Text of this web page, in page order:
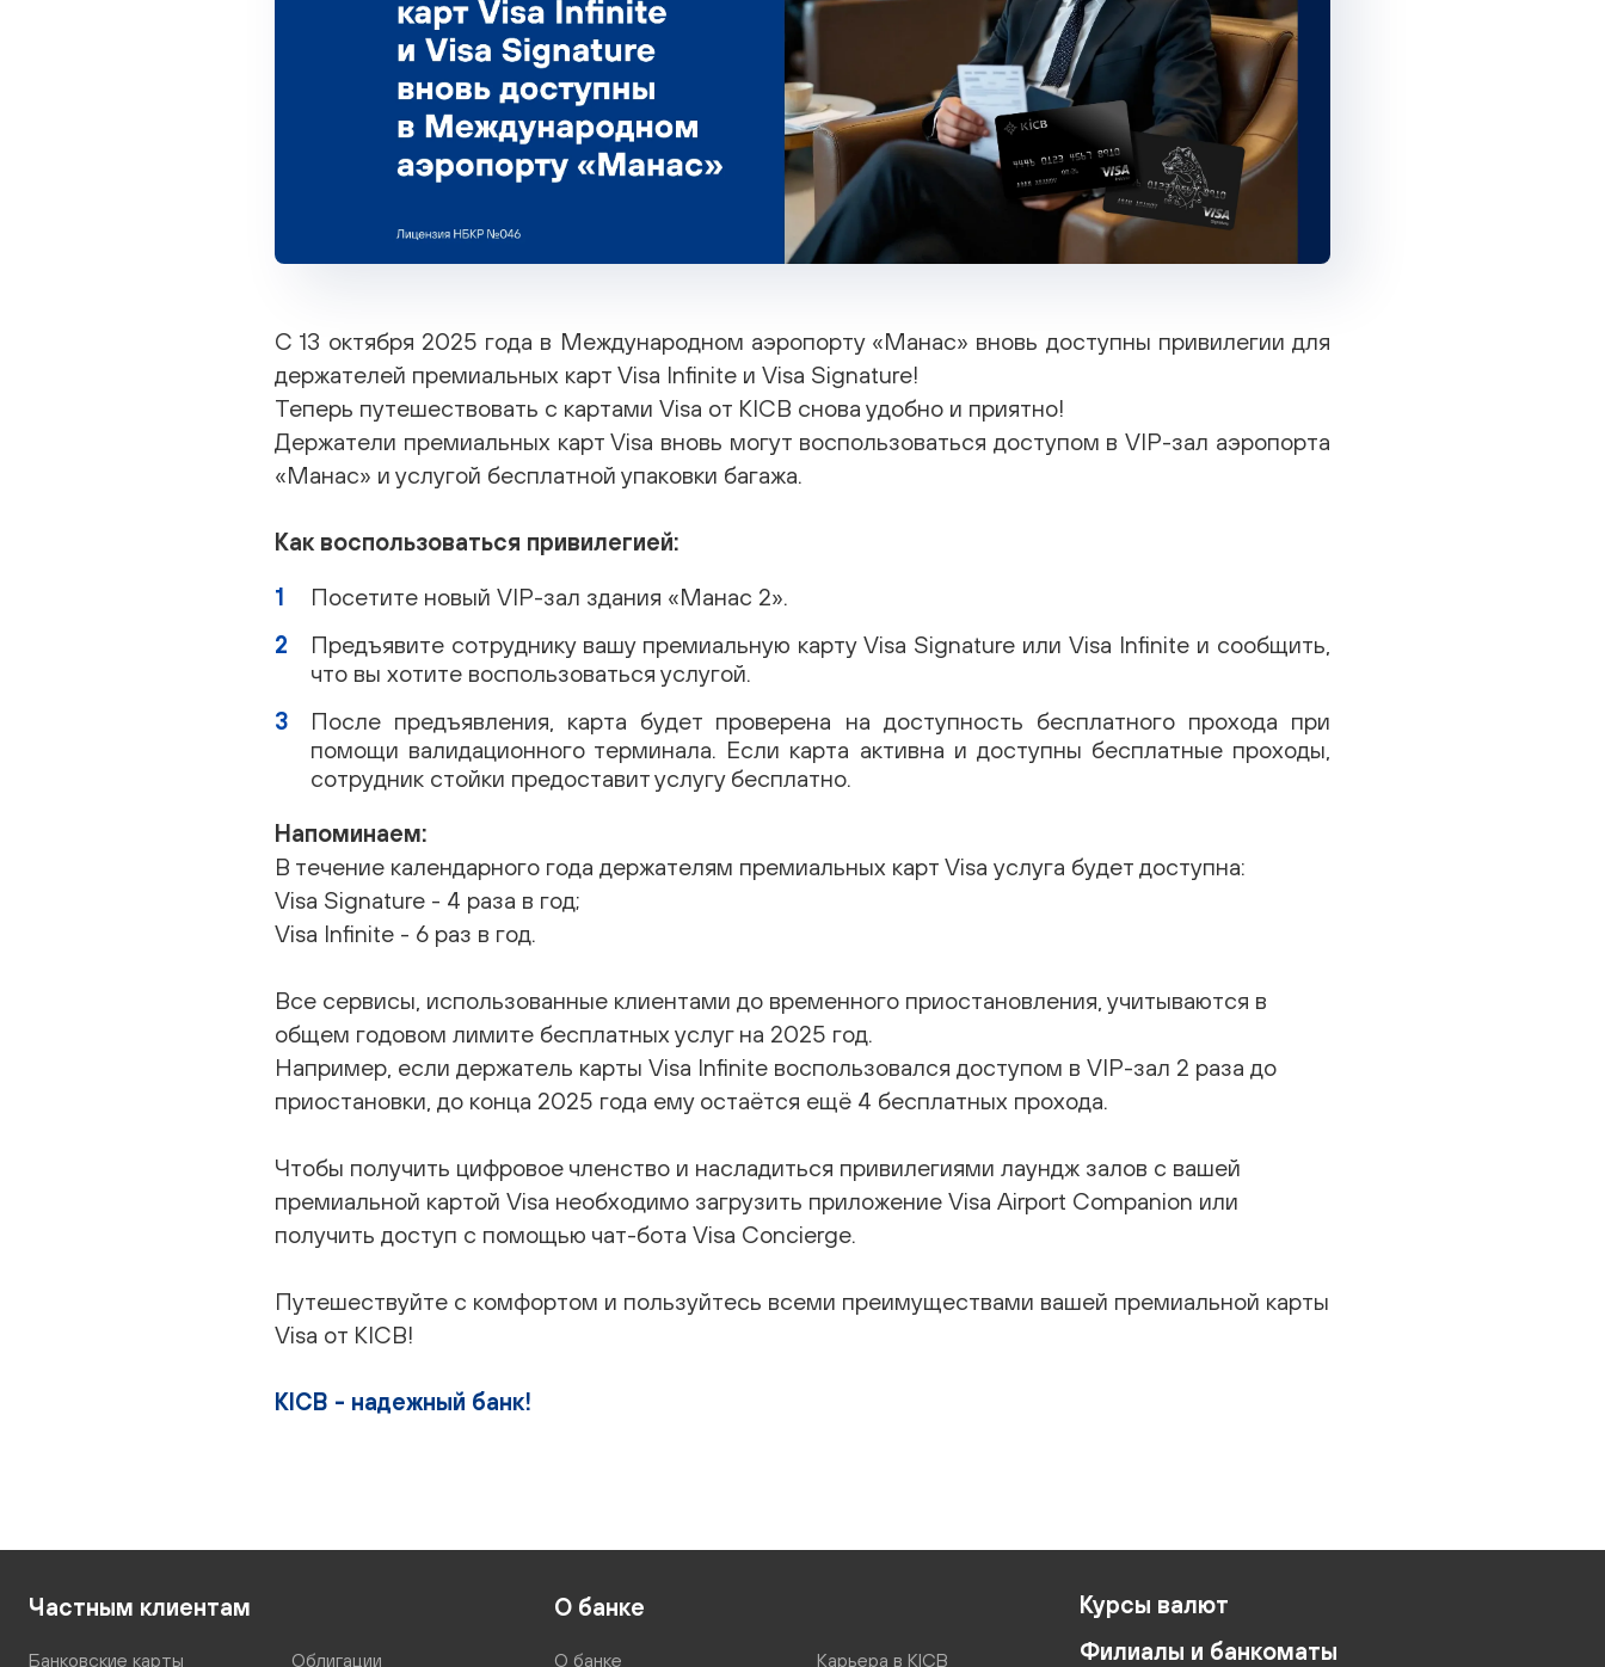
С 13 октября 2025 года в Международном аэропорту «Манас» вновь доступны привилегии для
держателей премиальных карт Visa Infinite и Visa Signature!
Теперь путешествовать с картами Visa от KICB снова удобно и приятно!
Держатели премиальных карт Visa вновь могут воспользоваться доступом в VIP-зал аэропорта
«Манас» и услугой бесплатной упаковки багажа.
Как воспользоваться привилегией:
Посетите новый VIP-зал здания «Манас 2».
Предъявите сотруднику вашу премиальную карту Visa Signature или Visa Infinite и сообщить,
что вы хотите воспользоваться услугой.
После предъявления, карта будет проверена на доступность бесплатного прохода при
помощи валидационного терминала. Если карта активна и доступны бесплатные проходы,
сотрудник стойки предоставит услугу бесплатно.
Напоминаем:
В течение календарного года держателям премиальных карт Visa услуга будет доступна:
Visa Signature - 4 раза в год;
Visa Infinite - 6 раз в год.
Все сервисы, использованные клиентами до временного приостановления, учитываются в
общем годовом лимите бесплатных услуг на 2025 год.
Например, если держатель карты Visa Infinite воспользовался доступом в VIP-зал 2 раза до
приостановки, до конца 2025 года ему остаётся ещё 4 бесплатных прохода.
Чтобы получить цифровое членство и насладиться привилегиями лаундж залов с вашей
премиальной картой Visa необходимо загрузить приложение Visa Airport Companion или
получить доступ с помощью чат-бота Visa Concierge.
Путешествуйте с комфортом и пользуйтесь всеми преимуществами вашей премиальной карты
Visa от KICB!
KICB - надежный банк!
Частным клиентам
Банковские карты Облигации
О банке
О банке Карьера в KICB
Курсы валют
Филиалы и банкоматы